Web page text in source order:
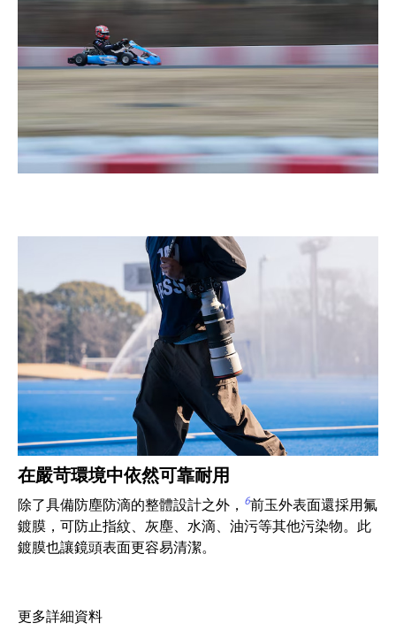
在嚴苛環境中依然可靠耐用
除了具備防塵防滴的整體設計之外， 6前玉外表面還採用氟
鍍膜，可防止指紋、灰塵、水滴、油污等其他污染物。此
鍍膜也讓鏡頭表面更容易清潔。
更多詳細資料